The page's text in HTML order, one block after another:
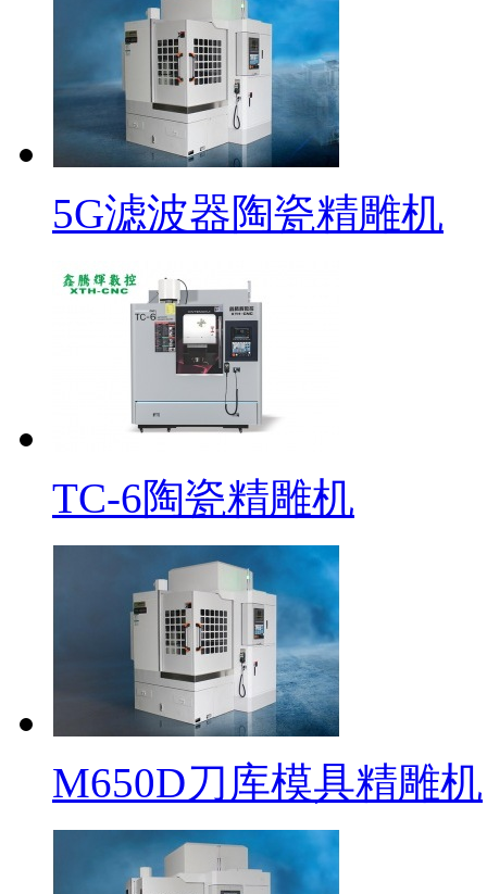
5G滤波器陶瓷精雕机
TC-6陶瓷精雕机
M650D刀库模具精雕机